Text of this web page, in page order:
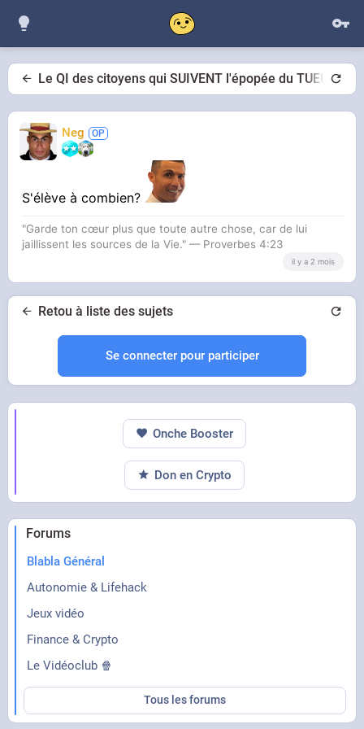
Le QI des citoyens qui SUIVENT l'épopée du TUEUR
Neg
S'élève à combien?
"Garde ton cœur plus que toute autre chose, car de lui
jaillissent les sources de la Vie." — Proverbes 4:23
il y a 2 mois
Retou à liste des sujets
Se connecter pour participer
Forums
Blabla Général
Autonomie & Lifehack
Jeux vidéo
Finance & Crypto
Le Vidéoclub 🍿
Tous les forums
Onche Booster
Don en Crypto